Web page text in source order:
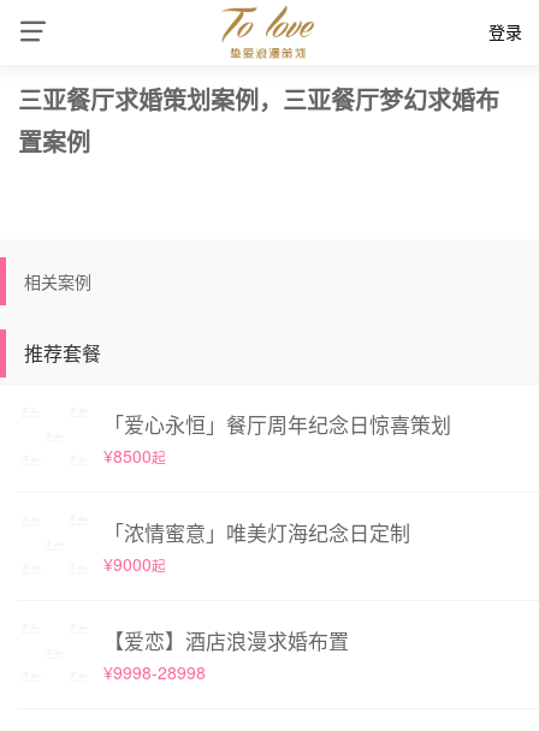
登录
三亚餐厅求婚策划案例，三亚餐厅梦幻求婚布
置案例
相关案例
推荐套餐
「爱心永恒」餐厅周年纪念日惊喜策划
¥8500起
「浓情蜜意」唯美灯海纪念日定制
¥9000起
【爱恋】酒店浪漫求婚布置
¥9998-28998